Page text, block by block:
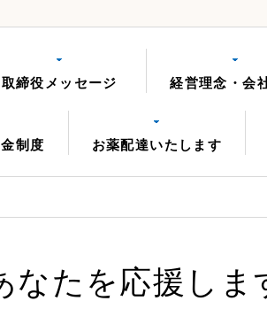
取締役メッセージ 経営理念・会
制度 お薬配達いたします
たを応援しま